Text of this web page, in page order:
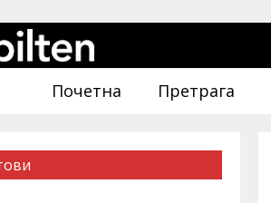
Почетна Претрага